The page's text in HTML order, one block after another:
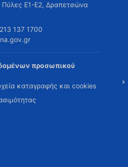
Πύλες Ε1-Ε2, Δραπετσώνα
137 1700
προσωπικού
καταγραφής και cookies